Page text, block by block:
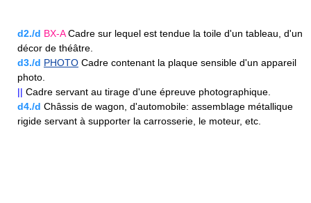
d2./d BX-ACadre sur lequel est tendue la toile d'un tableau, d'un
décor de théâtre.
d3./d PHOTO Cadre contenant la plaque sensible d'un appareil
photo.
|| Cadre servant au tirage d'une épreuve photographique.
d4./d Châssis de wagon, d'automobile: assemblage métallique
rigide servant à supporter la carrosserie, le moteur, etc.